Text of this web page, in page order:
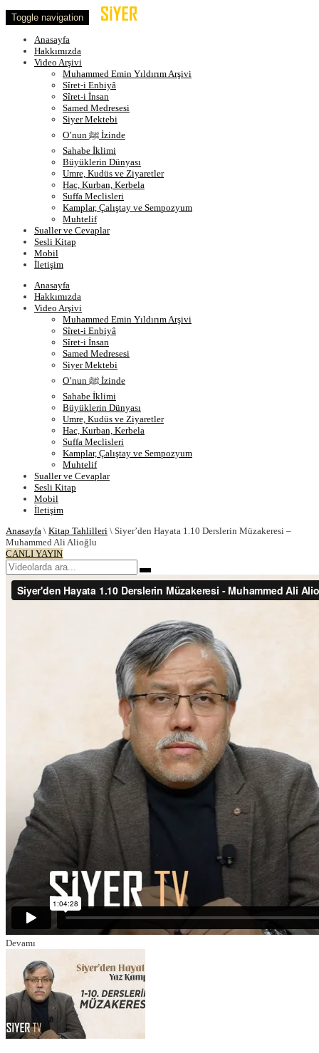
Toggle navigation
Anasayfa
Hakkımızda
Video Arşivi
Muhammed Emin Yıldırım Arşivi
Sîret-i Enbiyâ
Sîret-i İnsan
Samed Medresesi
Siyer Mektebi
O’nun ﷺ İzinde
Sahabe İklimi
Büyüklerin Dünyası
Umre, Kudüs ve Ziyaretler
Hac, Kurban, Kerbela
Suffa Meclisleri
Kamplar, Çalıştay ve Sempozyum
Muhtelif
Sualler ve Cevaplar
Sesli Kitap
Mobil
İletişim
Anasayfa
Hakkımızda
Video Arşivi
Muhammed Emin Yıldırım Arşivi
Sîret-i Enbiyâ
Sîret-i İnsan
Samed Medresesi
Siyer Mektebi
O’nun ﷺ İzinde
Sahabe İklimi
Büyüklerin Dünyası
Umre, Kudüs ve Ziyaretler
Hac, Kurban, Kerbela
Suffa Meclisleri
Kamplar, Çalıştay ve Sempozyum
Muhtelif
Sualler ve Cevaplar
Sesli Kitap
Mobil
İletişim
Anasayfa \ Kitap Tahlilleri \ Siyer’den Hayata 1.10 Derslerin Müzakeresi –
Muhammed Ali Alioğlu
CANLI YAYIN
Devamı